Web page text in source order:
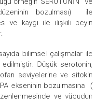
bozulması) ile
ve kaygı ile ilişkili beyin
bilimsel çalışmalar ile
Düşük serotonin,
seviyelerine ve sitokin
ekseninin bozulmasına (
ve vücudun